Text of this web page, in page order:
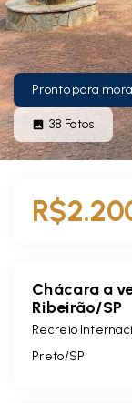
Pronto para
38 Fotos
Chácara a
Ribeirão/SP
Recreio
Preto/SP